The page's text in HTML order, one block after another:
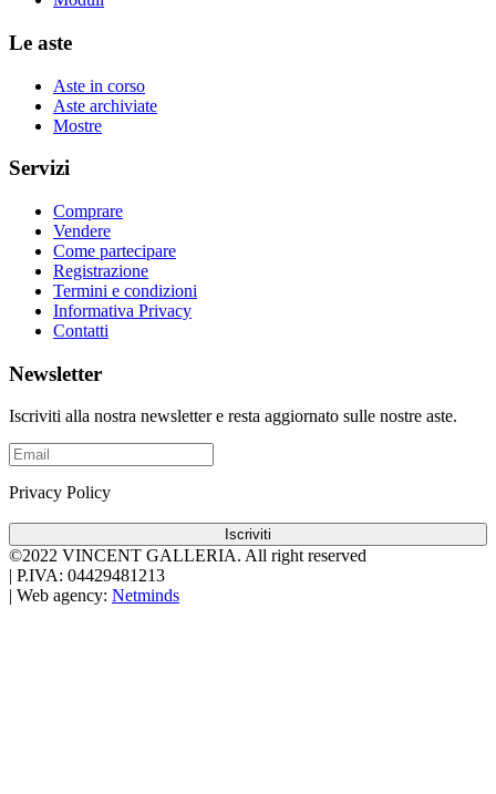
Le aste
Aste in corso
Aste archiviate
Mostre
Servizi
Comprare
Vendere
Come partecipare
Registrazione
Termini e condizioni
Informativa Privacy
Contatti
Newsletter
Iscriviti alla nostra newsletter e resta aggiornato sulle nostre aste.
Privacy Policy
Iscriviti
©2022 VINCENT GALLERIA. All right reserved
P.IVA: 04429481213
Web agency: Netminds